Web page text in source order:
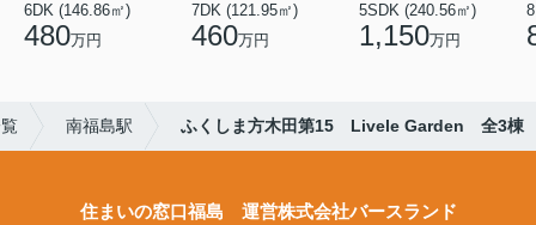
6DK (146.86㎡)
480万円
7DK (121.95㎡)
460万円
5SDK (240.56㎡)
1,150万円
南福島駅 ふくしま方木田第15 Livele Garden 全3棟
住まいの窓口福島 運営株式会社バースランド